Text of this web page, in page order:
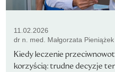
11.02.2026
dr n. med. Małgorzata Pieniążek
Kiedy leczenie
korzyścią: trudne decyzje